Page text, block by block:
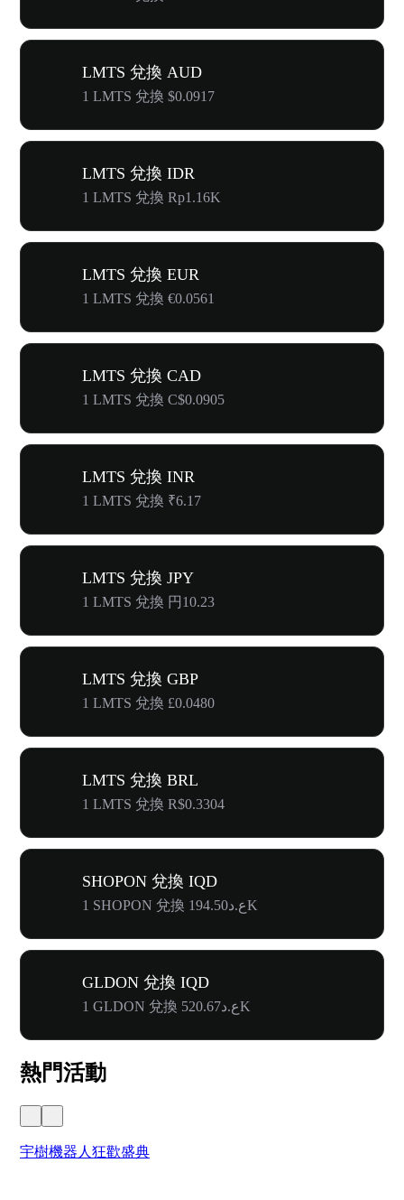
LMTS 兌換 AUD
1 LMTS 兌換 $0.0917
LMTS 兌換 IDR
1 LMTS 兌換 Rp1.16K
LMTS 兌換 EUR
1 LMTS 兌換 €0.0561
LMTS 兌換 CAD
1 LMTS 兌換 C$0.0905
LMTS 兌換 INR
1 LMTS 兌換 ₹6.17
LMTS 兌換 JPY
1 LMTS 兌換 円10.23
LMTS 兌換 GBP
1 LMTS 兌換 £0.0480
LMTS 兌換 BRL
1 LMTS 兌換 R$0.3304
SHOPON 兌換 IQD
1 SHOPON 兌換 ع.د194.50K
GLDON 兌換 IQD
1 GLDON 兌換 ع.د520.67K
熱門活動
宇樹機器人狂歡盛典